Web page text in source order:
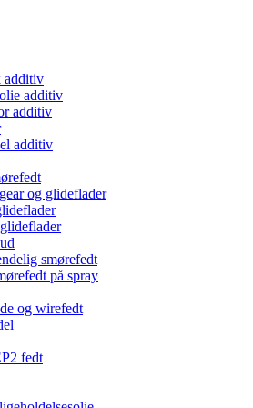
additiv
additiv
additiv
additiv
og glideflader
smørefedt​​
på spray​
og wirefedt​
fedt​